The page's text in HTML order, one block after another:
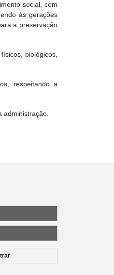
social, com
às gerações
a preservação
biológicos,
respeitando a